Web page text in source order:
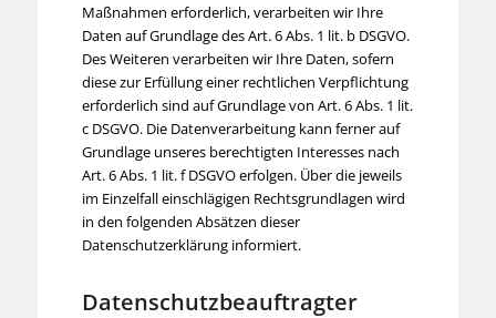
Maßnahmen erforderlich, verarbeiten wir Ihre
Daten auf Grundlage des Art. 6 Abs. 1 lit. b DSGVO.
Des Weiteren verarbeiten wir Ihre Daten, sofern
diese zur Erfüllung einer rechtlichen Verpflichtung
erforderlich sind auf Grundlage von Art. 6 Abs. 1 lit.
c DSGVO. Die Datenverarbeitung kann ferner auf
Grundlage unseres berechtigten Interesses nach
Art. 6 Abs. 1 lit. f DSGVO erfolgen. Über die jeweils
im Einzelfall einschlägigen Rechtsgrundlagen wird
in den folgenden Absätzen dieser
Datenschutzerklärung informiert.
Datenschutz­beauftragter